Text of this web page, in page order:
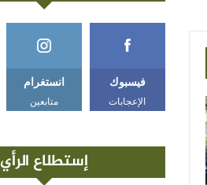
فيسبوك
الإعجابات
انستغرام
متابعين
إستطلاع الرأي